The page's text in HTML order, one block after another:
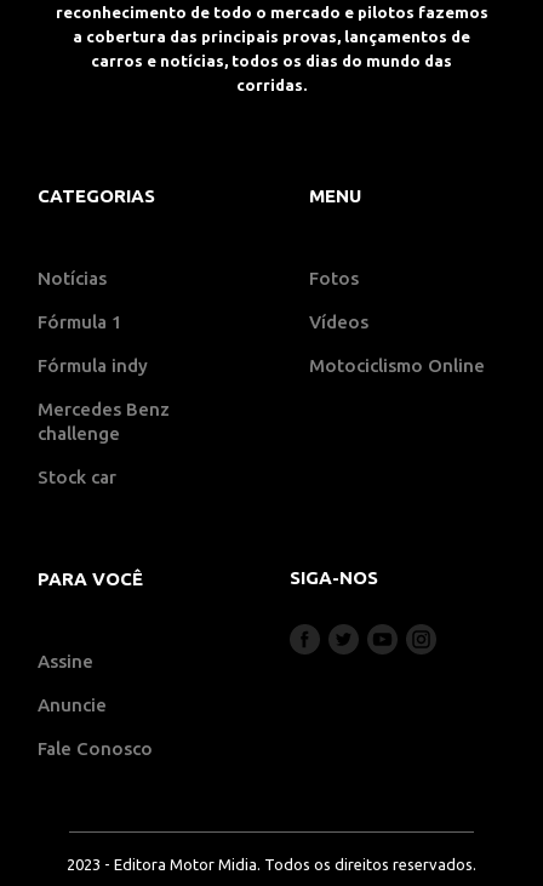
reconhecimento de todo o mercado e pilotos fazemos
a cobertura das principais provas, lançamentos de
carros e notícias, todos os dias do mundo das
corridas.
CATEGORIAS
Notícias
Fórmula 1
Fórmula indy
Mercedes Benz
challenge
Stock car
MENU
Fotos
Vídeos
Motociclismo Online
PARA VOCÊ
Assine
Anuncie
Fale Conosco
SIGA-NOS
2023 - Editora Motor Midia. Todos os direitos reservados.